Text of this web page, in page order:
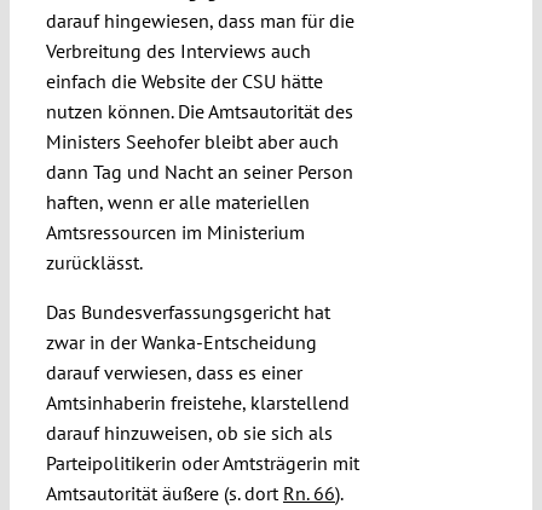
darauf hingewiesen, dass man für die
Verbreitung des Interviews auch
einfach die Website der CSU hätte
nutzen können. Die Amtsautorität des
Ministers Seehofer bleibt aber auch
dann Tag und Nacht an seiner Person
haften, wenn er alle materiellen
Amtsressourcen im Ministerium
zurücklässt.
Das Bundesverfassungsgericht hat
zwar in der Wanka-Entscheidung
darauf verwiesen, dass es einer
Amtsinhaberin freistehe, klarstellend
darauf hinzuweisen, ob sie sich als
Parteipolitikerin oder Amtsträgerin mit
Amtsautorität äußere (s. dort Rn. 66).